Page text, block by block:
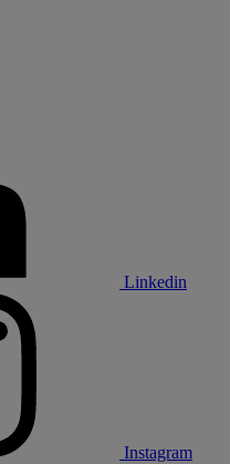
Linkedin
Instagram